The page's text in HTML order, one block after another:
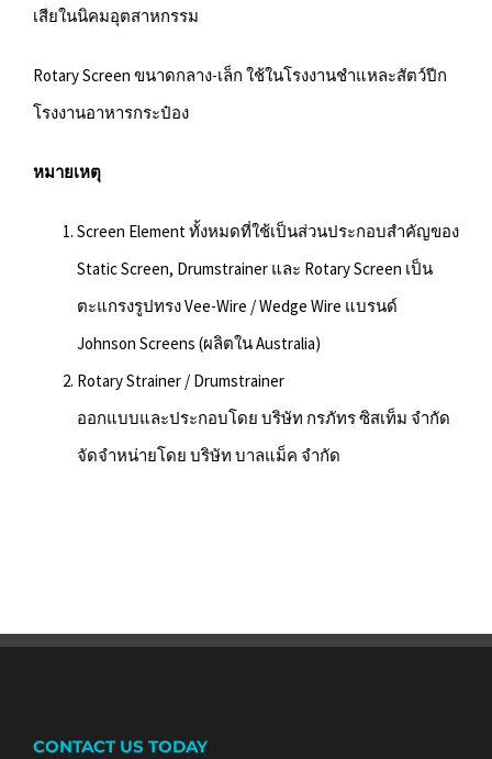
เสียในนิคมอุตสาหกรรม
Rotary Screen ขนาดกลาง-เล็ก ใช้ในโรงงานชำแหละสัตว์ปีก
โรงงานอาหารกระป๋อง
หมายเหตุ
Screen Element ทั้งหมดที่ใช้เป็นส่วนประกอบสำคัญของ
Static Screen, Drumstrainer และ Rotary Screen เป็น
ตะแกรงรูปทรง Vee-Wire / Wedge Wire แบรนด์
Johnson Screens (ผลิตใน Australia)
Rotary Strainer / Drumstrainer
ออกแบบและประกอบโดย บริษัท กรภัทร ซิสเท็ม จำกัด
จัดจำหน่ายโดย บริษัท บาลแม็ค จำกัด
CONTACT US TODAY